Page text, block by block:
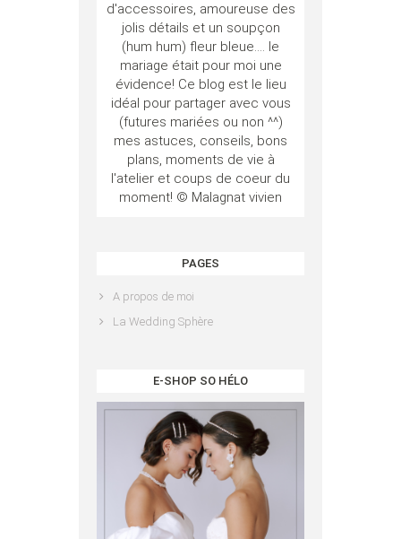
d'accessoires, amoureuse des
jolis détails et un soupçon
(hum hum) fleur bleue.... le
mariage était pour moi une
évidence! Ce blog est le lieu
idéal pour partager avec vous
(futures mariées ou non ^^)
mes astuces, conseils, bons
plans, moments de vie à
l'atelier et coups de coeur du
moment! © Malagnat vivien
PAGES
A propos de moi
La Wedding Sphère
E-SHOP SO HÉLO